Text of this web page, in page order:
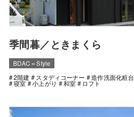
季間暮／ときまくら
BDAC＝Style
2階建
スタディコーナー 造作洗面化粧台
寝室 小上がり 和室 ロフト